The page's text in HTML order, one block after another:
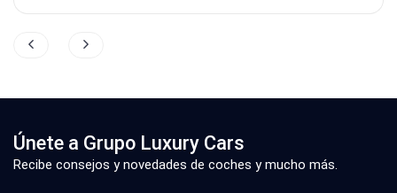
Únete a Grupo Luxury Cars
Recibe consejos y novedades de coches y mucho más.